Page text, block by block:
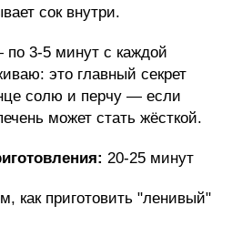
сок внутри.
3-5 минут с каждой
это главный секрет
солю и перчу — если
может стать жёсткой.
20-25 минут
как приготовить "ленивый"